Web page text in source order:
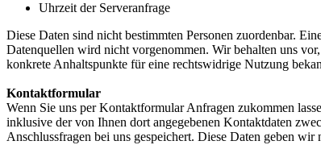
Uhrzeit der Serveranfrage
Diese Daten sind nicht bestimmten Personen zuordenbar.
Datenquellen wird nicht vorgenommen. Wir behalten uns
konkrete Anhaltspunkte für eine rechtswidrige Nutzung
Kontaktformular
Wenn Sie uns per Kontaktformular Anfragen zukommen
inklusive der von Ihnen dort angegebenen Kontaktdaten
Anschlussfragen bei uns gespeichert. Diese Daten geben